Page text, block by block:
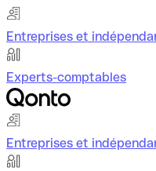
Entreprises et
Experts-comptables
Entreprises et